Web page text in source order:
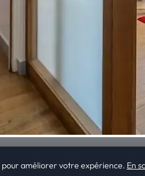
pour améliorer votre expérience. En